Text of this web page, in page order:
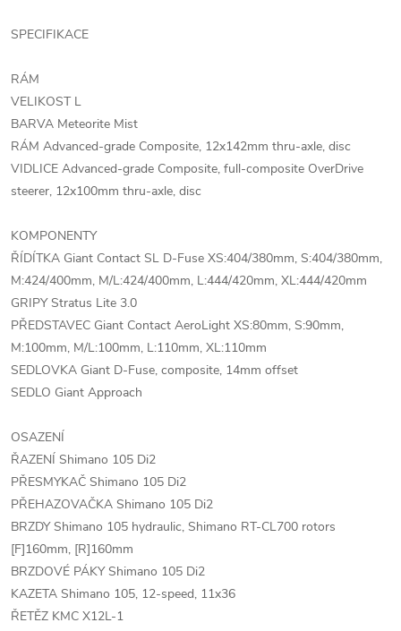
SPECIFIKACE
RÁM
VELIKOST L
BARVA Meteorite Mist
RÁM Advanced-grade Composite, 12x142mm thru-axle, disc
VIDLICE Advanced-grade Composite, full-composite OverDrive
steerer, 12x100mm thru-axle, disc
KOMPONENTY
ŘÍDÍTKA Giant Contact SL D-Fuse XS:404/380mm, S:404/380mm,
M:424/400mm, M/L:424/400mm, L:444/420mm, XL:444/420mm
GRIPY Stratus Lite 3.0
PŘEDSTAVEC Giant Contact AeroLight XS:80mm, S:90mm,
M:100mm, M/L:100mm, L:110mm, XL:110mm
SEDLOVKA Giant D-Fuse, composite, 14mm offset
SEDLO Giant Approach
OSAZENÍ
ŘAZENÍ Shimano 105 Di2
PŘESMYKAČ Shimano 105 Di2
PŘEHAZOVAČKA Shimano 105 Di2
BRZDY Shimano 105 hydraulic, Shimano RT-CL700 rotors
[F]160mm, [R]160mm
BRZDOVÉ PÁKY Shimano 105 Di2
KAZETA Shimano 105, 12-speed, 11x36
ŘETĚZ KMC X12L-1